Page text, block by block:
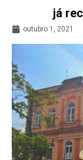
já
outubro 1, 2021